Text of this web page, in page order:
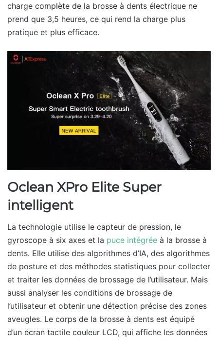
charge complète de la brosse à dents électrique ne
prend que 3,5 heures, ce qui rend la charge plus
pratique et plus efficace.
Oclean XPro Elite Super
intelligent
La technologie utilise le capteur de pression, le
gyroscope à six axes et la puce intégrée à la brosse à
dents. Elle utilise des algorithmes d’IA, des algorithmes
de posture et des méthodes statistiques pour collecter
et traiter les données de brossage de l’utilisateur. Mais
aussi analyser les conditions de brossage de
l’utilisateur et obtenir une détection précise des zones
aveugles. Le corps de la brosse à dents est équipé
d’un écran tactile couleur LCD, qui affiche les données